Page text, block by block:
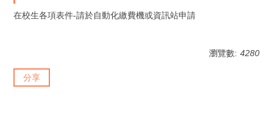
在校生各項表件-請於自動化繳費機或資訊站申請
瀏覽數: 4280
分享